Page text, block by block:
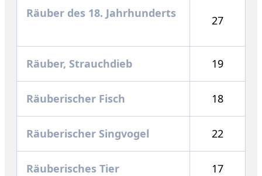
Räuber des 18. Jahrhunderts
27
Räuber, Strauchdieb 19
Räuberischer Fisch 18
Räuberischer Singvogel 22
Räuberisches Tier 17